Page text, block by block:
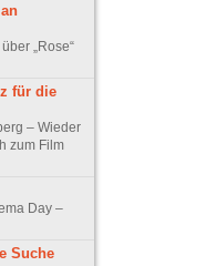
„Rose“
für die
– Wieder
zum Film
Day –
Suche